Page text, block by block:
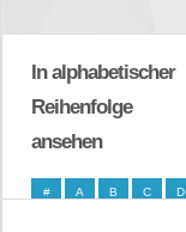
In alphabetischer
Reihenfolge
ansehen
# A B C D